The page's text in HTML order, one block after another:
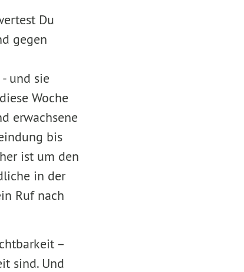
Du
gegen
und sie
Woche
erwachsene
bis
ist um den
in der
Ruf nach
–
sind. Und